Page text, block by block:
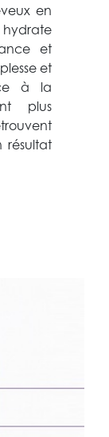
en
hydrate
et
et
à la
plus
résultat